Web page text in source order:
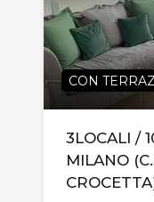
CON
3LOCALI /
MILANO